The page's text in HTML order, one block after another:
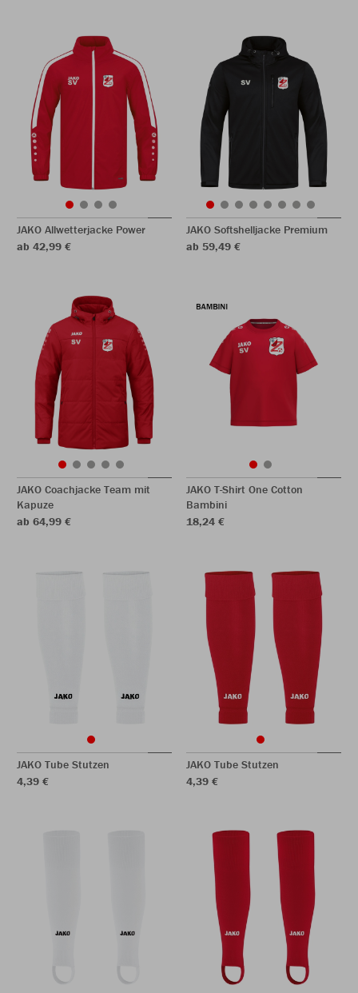
JAKO Allwetterjacke Power
ab 42,99 €
JAKO Softshelljacke Premium
ab 59,49 €
JAKO Coachjacke Team mit
Kapuze
ab 64,99 €
JAKO T-Shirt One Cotton
Bambini
18,24 €
JAKO Tube Stutzen
4,39 €
JAKO Tube Stutzen
4,39 €